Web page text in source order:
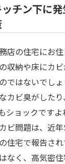
チン下に
店の住宅にお
収納や床にカ
ではないでし
カビ臭がした
ショックです
ビ問題は、近
住宅で報告さ
なく、高気密